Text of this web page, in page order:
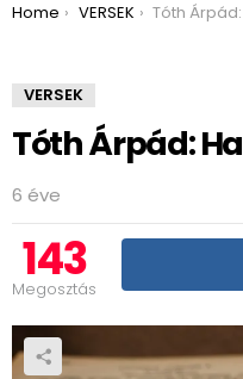
You are here:
Home VERSEK Tóth Árpád:
VERSEK
Tóth Árpád:
6 éve
143
Megosztás